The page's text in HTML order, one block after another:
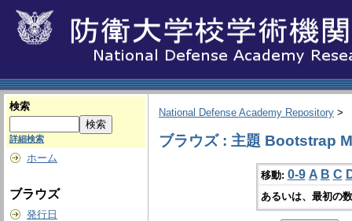
検索
詳細検索
ホーム
ブラウズ
発行日
National Defense Academy Repository >
ブラウズ : 主題 Bootstrap
移動: 0-9 A B C
あるいは、最初の